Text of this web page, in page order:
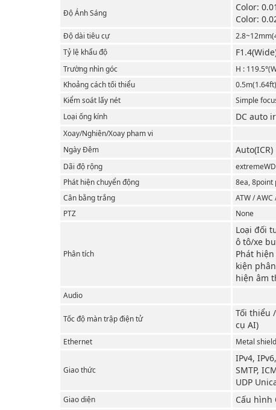
Độ Ánh Sáng
Color:
Color:
Độ dài tiêu cự
Tỷ lệ khẩu độ
Trường nhìn góc
H :
Khoảng cách tối thiểu
0.5m(1.64ft)
Kiểm soát lấy nét
Simple
Loại ống kính
DC auto
Xoay/Nghiên/Xoay pham vi
Ngày Đêm
Auto(ICR)
Dãi độ rộng
Phát hiện chuyển động
8ea, 8point
Cân bằng trắng
ATW /
PTZ
None
Phân tích
Loại đối
ô tô/xe
Phát
kiện
hiện âm
Audio
Tốc độ màn trập điện tử
Tối thiểu
cụ AI)
Ethernet Metal
Giao thức
IPv4, IPv6,
SMTP,
UDP
Giao diện Cấu hình